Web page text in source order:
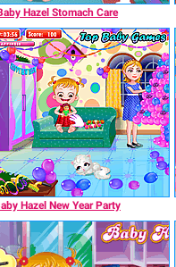
Hazel Stomach Care
Hazel New Year Party